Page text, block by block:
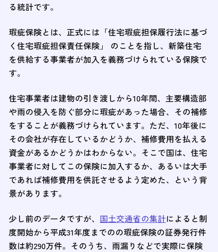
る統計です。
瑕疵保険とは、正式には「住宅瑕疵担保履行法に基づ
く住宅瑕疵担保責任保険」 のことを指し、新築住宅
を供給する事業者が加入を義務づけられている保険で
す。
住宅事業者は建物の引き渡しから10年間、主要構造部
や雨の侵入を防ぐ部分に瑕疵があった場合、その補修
をすることが義務づけられています。ただ、10年後に
その会社が存在しているかどうか、補修費用を払える
資金があるかどうかはわからない。そこで国は、住宅
事業者に対してこの保険に加入するか、あるいは大手
であれば補修費用を供託させるよう定めた、という背
景があります。
少し前のデータですが、 国土交通省の集計によると制
度開始から平成31年度までのの瑕疵保険の証券発行件
数は約290万件。そのうち、雨漏りなどで実際に保険